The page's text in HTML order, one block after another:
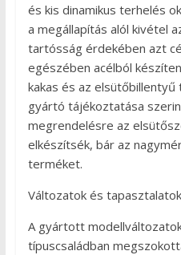
és kis dinamikus terhelés
a megállapítás alól kivétel
tartósság érdekében azt
egészében acélból
kakas és az elsütőbillentyű
gyártó tájékoztatása
megrendelésre az
elkészítsék, bár az
terméket.
Változatok és tapasztalatok
A gyártott
típuscsaládban